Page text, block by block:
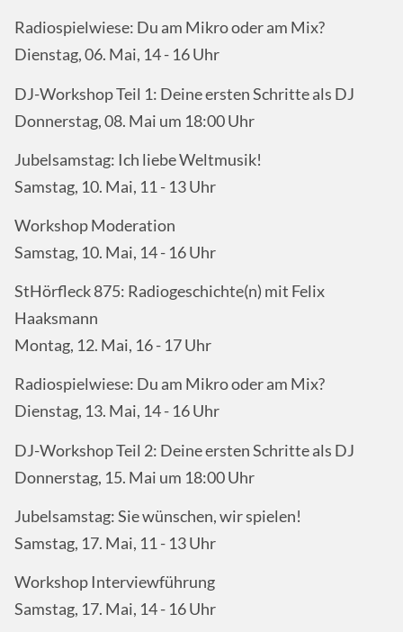
Radiospielwiese: Du am Mikro oder am Mix?
Dienstag, 06. Mai, 14 - 16 Uhr
DJ-Workshop Teil 1: Deine ersten Schritte als DJ
Donnerstag, 08. Mai um 18:00 Uhr
Jubelsamstag: Ich liebe Weltmusik!
Samstag, 10. Mai, 11 - 13 Uhr
Workshop Moderation
Samstag, 10. Mai, 14 - 16 Uhr
StHörfleck 875: Radiogeschichte(n) mit Felix
Haaksmann
Montag, 12. Mai, 16 - 17 Uhr
Radiospielwiese: Du am Mikro oder am Mix?
Dienstag, 13. Mai, 14 - 16 Uhr
DJ-Workshop Teil 2: Deine ersten Schritte als DJ
Donnerstag, 15. Mai um 18:00 Uhr
Jubelsamstag: Sie wünschen, wir spielen!
Samstag, 17. Mai, 11 - 13 Uhr
Workshop Interviewführung
Samstag, 17. Mai, 14 - 16 Uhr